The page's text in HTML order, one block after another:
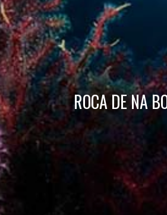
ROCA DE NA
Este sitio web utiliza Cookies propias
información con la finalidad de
Si continua navegando, supone la
instalación de las mismas. El usuario
de configurar su navegador pudiendo,
impedir que sean instaladas en su
deberá tener en cuenta que dicha
dificultades de navegación de la
Analíticas y personalización
Permiten realizar el seguimiento y
comportamiento de los usuarios de
información recogida mediante este
utiliza en la medición de la actividad
elaboración de perfiles de navegación
el fin de introducir mejoras en función
datos de uso que hacen los usuarios
guardar la información de preferencia
mejorar la calidad de nuestros
mejor experiencia a través de